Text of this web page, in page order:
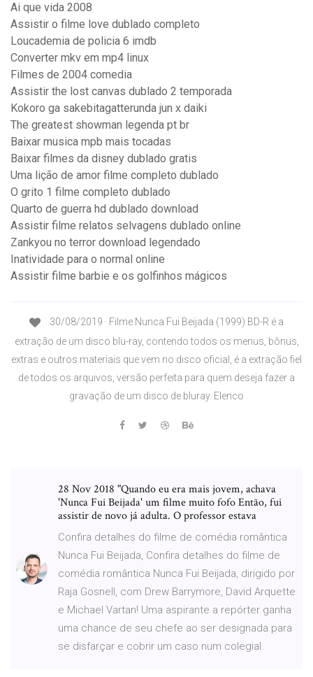
Ai que vida 2008
Assistir o filme love dublado completo
Loucademia de policia 6 imdb
Converter mkv em mp4 linux
Filmes de 2004 comedia
Assistir the lost canvas dublado 2 temporada
Kokoro ga sakebitagatterunda jun x daiki
The greatest showman legenda pt br
Baixar musica mpb mais tocadas
Baixar filmes da disney dublado gratis
Uma lição de amor filme completo dublado
O grito 1 filme completo dublado
Quarto de guerra hd dublado download
Assistir filme relatos selvagens dublado online
Zankyou no terror download legendado
Inatividade para o normal online
Assistir filme barbie e os golfinhos mágicos
30/08/2019 · Filme Nunca Fui Beijada (1999) BD-R é a
extração de um disco blu-ray, contendo todos os menus, bônus,
extras e outros materiais que vem no disco oficial, é a extração fiel
de todos os arquivos, versão perfeita para quem deseja fazer a
gravação de um disco de bluray. Elenco
28 Nov 2018 "Quando eu era mais jovem, achava
'Nunca Fui Beijada' um filme muito fofo Então, fui
assistir de novo já adulta. O professor estava
Confira detalhes do filme de comédia romântica
Nunca Fui Beijada, Confira detalhes do filme de
comédia romântica Nunca Fui Beijada, dirigido por
Raja Gosnell, com Drew Barrymore, David Arquette
e Michael Vartan! Uma aspirante a repórter ganha
uma chance de seu chefe ao ser designada para
se disfarçar e cobrir um caso num colegial.